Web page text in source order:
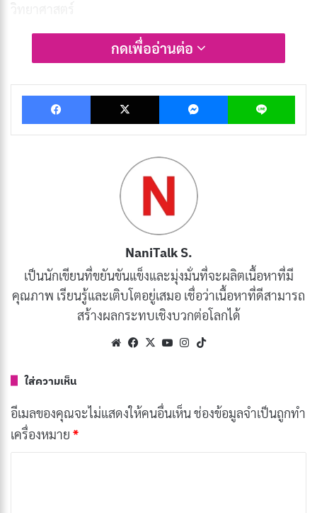
บทความนี้เจาะลึกถึงความหมายที่แท้จริงของ Skinship
เกาหลี จนถึงสิ่งที่งานวิจัยระดับโลกบอกเกี่ยวกับพลังของ
การสัมผัส พร้อมแนวทางปฏิบัติจริงในชีวิตประจำวัน
กดเพื่ออ่านต่อ
Facebook X Messenger Line
NaniTalk S.
เป็นนักเขียนที่ขยันขันแข็งและมุ่งมั่นที่จะผลิตเนื้อหาที่มี
คุณภาพ เรียนรู้และเติบโตอยู่เสมอ เชื่อว่าเนื้อหาที่ดีสามารถ
สร้างผลกระทบเชิงบวกต่อโลกได้
WebsiteFacebook
X YouTubeInstagram
ใส่ความเห็น
อีเมลของคุณจะไม่แสดงให้คนอื่นเห็น ช่องข้อมูลจำเป็นถูกทำ
เครื่องหมาย *